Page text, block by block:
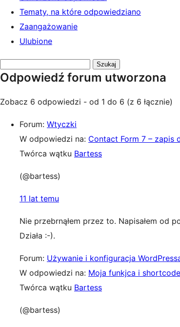
Tematy, na które odpowiedziano
Zaangażowanie
Ulubione
odpowiedzi:
Odpowiedź forum utworzona
Zobacz 6 odpowiedzi - od 1 do 6 (z 6 łącznie)
Forum: Wtyczki
W odpowiedzi na: Contact Form 7 – zapis
Twórca wątku Bartess
(@bartess)
11 lat temu
Nie przebrnąłem przez to. Napisałem od
Działa :-).
Forum: Używanie i konfiguracja
W odpowiedzi na: Moja funkjca i shortcode
Twórca wątku Bartess
(@bartess)